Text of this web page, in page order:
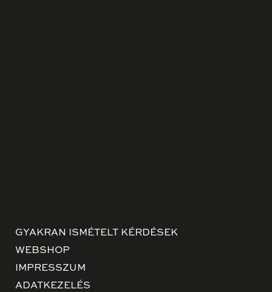
GYAKRAN ISMÉTELT KÉRDÉSEK
WEBSHOP
IMPRESSZUM
ADATKEZELÉS